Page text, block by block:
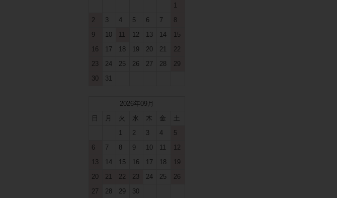
1
2
3 4 5 6 7
8
9
10 11 12 13 14
15
16
17 18 19 20 21
22
23
24 25 26 27 28
29
30
31
2026年09月
日
月 火 水 木 金
1
2 3 4
5
6
7 8 9 10 11
12
13
14 15 16 17 18
19
20
21 22 23 24 25
26
27
28 29 30